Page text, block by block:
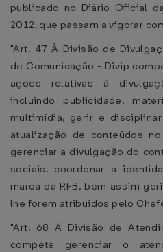
publicado no Diário Oficial
2012, que passam a vigorar
"Art. 47 À Divisão de
de Comunicação - Divip
ações relativas à
incluindo publicidade,
multimídia, gerir e
atualização de conteúdos
gerenciar a divulgação do
sociais, coordenar a
marca da RFB, bem assim
lhe forem atribuídos pelo
"Art. 68 À Divisão de
compete gerenciar o